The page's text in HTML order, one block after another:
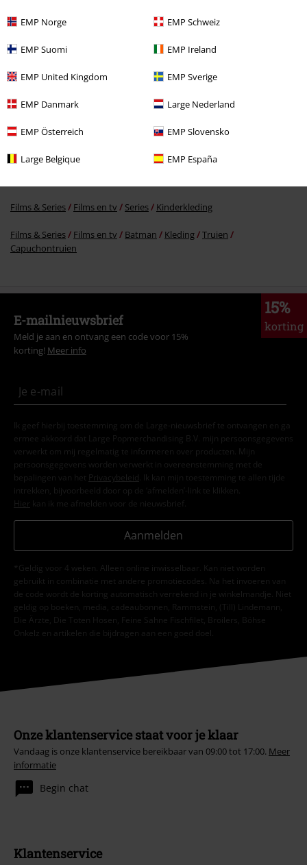
EMP Norge EMP Schweiz
EMP Suomi EMP Ireland
EMP United Kingdom EMP Sverige
EMP Danmark Large Nederland
EMP Österreich EMP Slovensko
Large Belgique EMP España
€ 24,79
Meer categorieën. Meer opties.
Films & Series Justice League
Films & Series Superheroes vs Villains
Films & Series Films en tv Series Kinderkleding
Films & Series Films en tv Batman Kleding
Truien
Capuchontruien
15%
korting
E-mailnieuwsbrief
Meld je aan en ontvang een code voor 15%
korting! Meer info
Ik geef hierbij toestemming om de Large-nieuwsbrief te ontvangen en ga
ermee akkoord dat Large Popmerchandising B.V. mijn persoonsgegevens
verwerkt om mij regelmatig te informeren over producten. Mijn
persoonsgegevens worden verwerkt in overeenstemming met de
bepalingen van het
Privacybeleid . Ik kan mijn toestemming te allen tijde
intrekken, bijvoorbeeld door op de ‘afmelden’-link te klikken.
Hier kan ik me afmelden voor de nieuwsbrief.
Aanmelden
*Geldig voor 4 weken. Alleen online inwisselbaar. Kan niet worden
gebruikt in combinatie met andere promotiecodes. Na het invoeren van
de code wordt de korting automatisch verrekend in je winkelmandje. Niet
geldig op boeken, media, cadeaubonnen, Rammstein, (Till) Lindemann,
Die Ärzte, Die Toten Hosen, Feine Sahne Fischfilet, Broilers, Böhse
Onkelz en artikelen die bijdragen aan een goed doel.
Onze klantenservice staat voor je klaar
Vandaag is onze klantenservice bereikbaar van 09:00 tot 17:00. Meer
informatie
Begin chat
Klantenservice